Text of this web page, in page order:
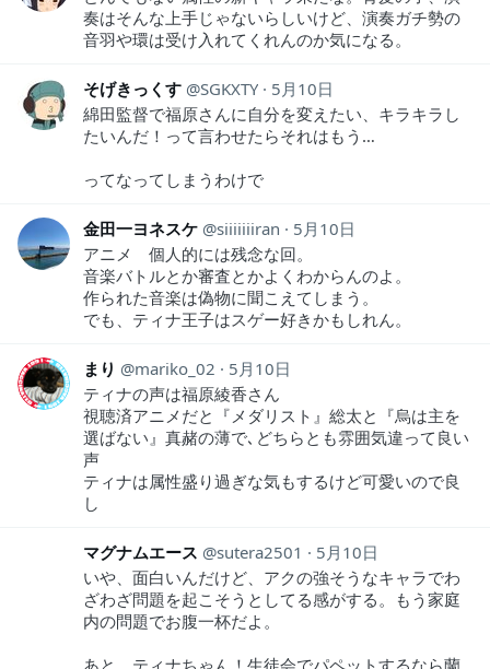
奏はそんな上手じゃないらしいけど、演奏ガチ勢の
音羽や環は受け入れてくれんのか気になる。
そげきっくす SGKXTY
5月10日
綿田監督で福原さんに自分を変えたい、キラキラし
たいんだ！って言わせたらそれはもう…
ってなってしまうわけで
金田一ヨネスケ siiiiiiiran
5月10日
アニメ 個人的には残念な回。
音楽バトルとか審査とかよくわからんのよ。
作られた音楽は偽物に聞こえてしまう。
でも、ティナ王子はスゲー好きかもしれん。
まり mariko_02
5月10日
ティナの声は福原綾香さん
視聴済アニメだと『メダリスト』総太と『烏は主を
選ばない』真赭の薄で､どちらとも雰囲気違って良い
声
ティナは属性盛り過ぎな気もするけど可愛いので良
し
マグナムエース sutera2501
5月10日
いや、面白いんだけど、アクの強そうなキャラでわ
ざわざ問題を起こそうとしてる感がする。もう家庭
内の問題でお腹一杯だよ。
あと、ティナちゃん！生徒会でパペットするなら蘭